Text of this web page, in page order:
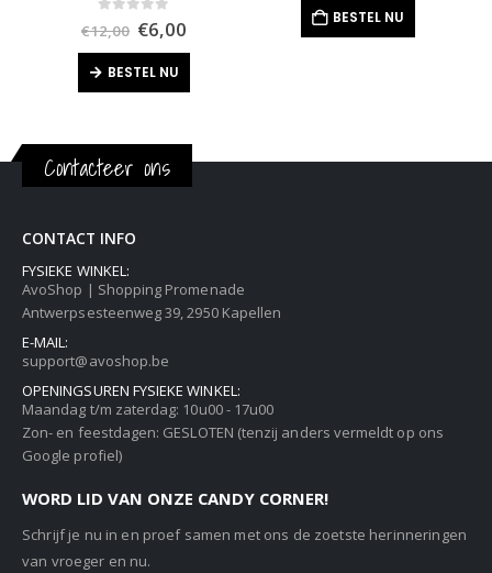
out of 5
€12,00 Oorspronkelijke
prijs
was:
€12,00.
€6,00Huidige
BESTEL NU
was:
€0,20.
BESTEL NU
Contacteer ons
CONTACT INFO
FYSIEKE WINKEL:
AvoShop | Shopping Promenade
Antwerpsesteenweg 39, 2950 Kapellen
E-MAIL:
support@avoshop.be
OPENINGSUREN FYSIEKE WINKEL:
Maandag t/m zaterdag: 10u00 - 17u00
Zon- en feestdagen: GESLOTEN (tenzij anders vermeldt op ons
Google profiel)
WORD LID VAN ONZE CANDY CORNER!
Schrijf je nu in en proef samen met ons de zoetste herinneringen
van vroeger en nu.